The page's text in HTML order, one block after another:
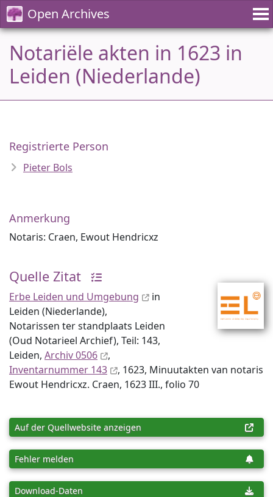
Open Archives
Notariële akten in 1623 in
Leiden (Niederlande)
Registrierte Person
Pieter Bols
Anmerkung
Notaris: Craen, Ewout Hendricxz
Quelle Zitat
Erbe Leiden und Umgebung
in
Leiden (Niederlande),
Notarissen ter standplaats Leiden
(Oud Notarieel Archief), Teil: 143,
Leiden, Archiv 0506
,
Inventar­nummer 143
, 1623, Minuutakten van notaris
Ewout Hendricxz. Craen, 1623 III., folio 70
Auf der Quellwebsite anzeigen
Fehler melden
Download-Daten